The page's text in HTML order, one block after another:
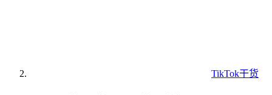
TikTok干货